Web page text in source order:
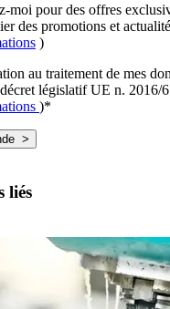
moi pour des offres
des promotions et
)
au traitement de mes
législatif UE n. 2016/
)*
liés